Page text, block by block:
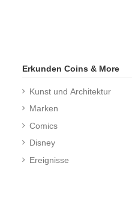
Erkunden Coins & More
Kunst und Architektur
Marken
Comics
Disney
Ereignisse